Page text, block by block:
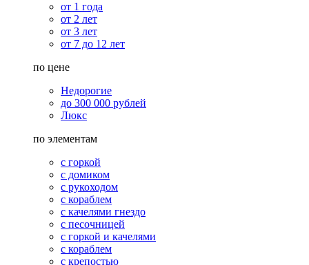
от 1 года
от 2 лет
от 3 лет
от 7 до 12 лет
по цене
Недорогие
до 300 000 рублей
Люкс
по элементам
с горкой
с домиком
с рукоходом
с кораблем
с качелями гнездо
с песочницей
с горкой и качелями
с кораблем
с крепостью